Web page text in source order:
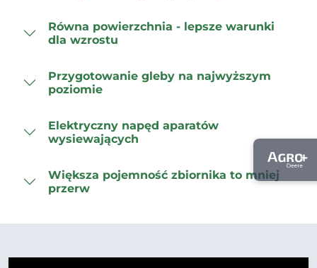
Równa powierzchnia - lepsze warunki
dla wzrostu
Przygotowanie gleby na najwyższym
poziomie
Elektryczny napęd aparatów
wysiewających
Większa pojemność zbiornika to mniej
przerw